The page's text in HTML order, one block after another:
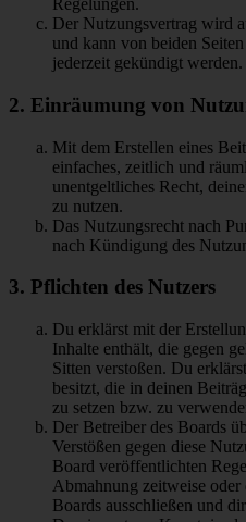
Regelungen.
Der Nutzungsvertrag wird
und kann von beiden
jederzeit gekündigt werden.
2. Einräumung von
Mit dem Erstellen eines
einfaches, zeitlich und
unentgeltliches Recht,
zu nutzen.
Das Nutzungsrecht nach
nach Kündigung des
3. Pflichten des Nutzers
Du erklärst mit der
Inhalte enthält, die gegen
Sitten verstoßen. Du
besitzt, die in deinen
zu setzen bzw. zu
Der Betreiber des Boards
Verstößen gegen diese
Board veröffentlichten
Abmahnung zeitweise
Boards ausschließen und